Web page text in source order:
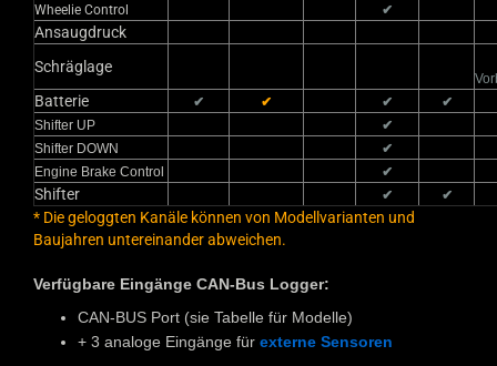
Wheelie Control
✔
Ansaugdruck
Schräglage
Batterie ✔ ✔ ✔
✔
Shifter UP
✔
Shifter DOWN
✔
Engine Brake Control
✔
Shifter ✔ ✔
* Die geloggten Kanäle können von Modellvarianten und
Baujahren untereinander abweichen.
Verfügbare Eingänge CAN-Bus Logger:
CAN-BUS Port (sie Tabelle für Modelle)
+ 3 analoge Eingänge für externe Sensoren